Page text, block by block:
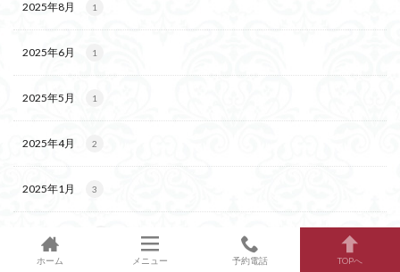
2025年8月 1
2025年6月 1
2025年5月 1
2025年4月 2
2025年1月 3
2024年12月
ホーム メニュー 予約電話 TOPへ